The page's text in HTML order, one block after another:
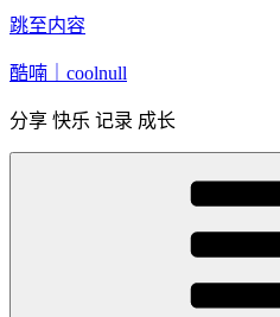
跳至内容
酷喃｜coolnull
分享 快乐 记录 成长